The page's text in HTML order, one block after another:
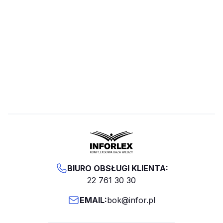
BIURO OBSŁUGI KLIENTA:
22 761 30 30
EMAIL:bok@infor.pl